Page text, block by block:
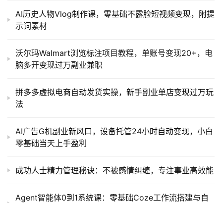
AI历史人物Vlog制作课，零基础不露脸短视频变现，附提
示词素材
沃尔玛Walmart浏览标注项目教程，单账号变现20+，电
脑多开变现过万副业兼职
拼多多虚拟电商自动发货实操，新手副业单店变现过万玩
法
AI广告G机副业新风口，设备托管24小时自动变现，小白
零基础当天上手盈利
成功人士精力管理秘诀：不被感情纠缠，专注事业高效能
Agent智能体0到1系统课：零基础Coze工作流搭建与自